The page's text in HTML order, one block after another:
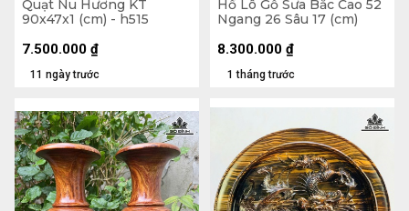
Quạt Nu Hương KT
90x47x1 (cm) - h515
11 ngày trước
7.500.000 ₫
Hồ Lô Gỗ Sưa Bắc Cao 52
Ngang 26 Sâu 17 (cm)
1 tháng trước
8.300.000 ₫